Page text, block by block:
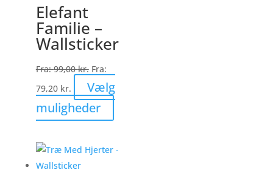
vælges
varesiden
Elefant
Familie –
Wallsticker
Fra:99,00kr. Fra:
79,20 kr.
Vælg
muligheder
vare
flere